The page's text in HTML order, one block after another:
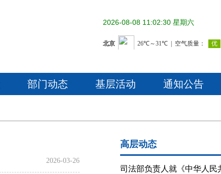
2026-08-08 11:02:31 星期六
部门动态 基层活动 通知公告
2026-03-26
高层动态
司法部负责人就《中华人民